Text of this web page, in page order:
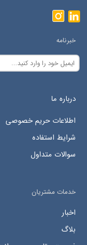
خبرنامه
درباره ما
اطلاعات حریم خصوصی
شرایط استفاده
سوالات متداول
خدمات مشتریان
اخبار
بلاگ